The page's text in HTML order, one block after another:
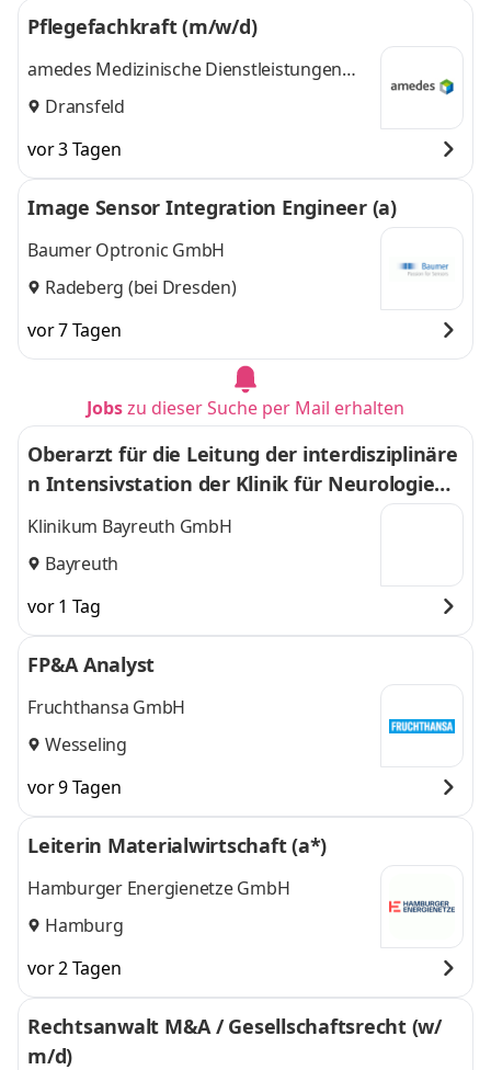
Pflegefachkraft (m/w/d)
amedes Medizinische Dienstleistungen
GmbH
Dransfeld
vor 3 Tagen
Image Sensor Integration Engineer (a)
Baumer Optronic GmbH
Radeberg (bei Dresden)
vor 7 Tagen
Jobszu dieser Suche per Mail erhalten
Oberarzt für die Leitung der interdisziplinäre
n Intensivstation der Klinik für Neurologie
(m/w/d)
Klinikum Bayreuth GmbH
Bayreuth
vor 1 Tag
FP&A Analyst
Fruchthansa GmbH
Wesseling
vor 9 Tagen
Leiterin Materialwirtschaft (a*)
Hamburger Energienetze GmbH
Hamburg
vor 2 Tagen
Rechtsanwalt M&A / Gesellschaftsrecht (w/
m/d)